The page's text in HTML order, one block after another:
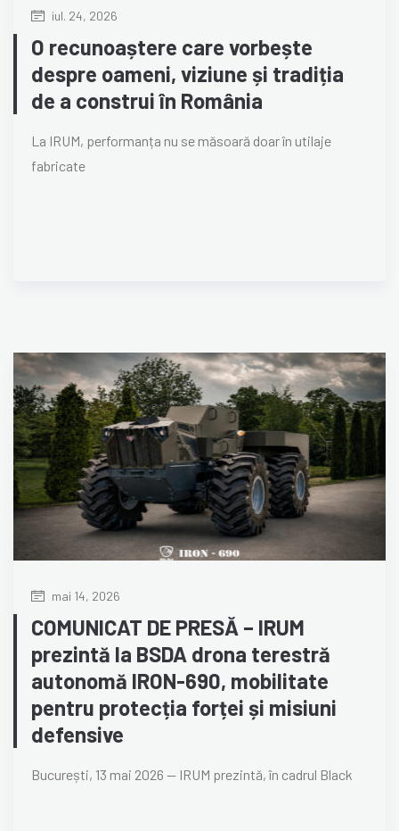
iul. 24, 2026
O recunoaștere care vorbește
despre oameni, viziune și tradiția
de a construi în România
La IRUM, performanța nu se măsoară doar în utilaje
fabricate
mai 14, 2026
COMUNICAT DE PRESĂ – IRUM
prezintă la BSDA drona terestră
autonomă IRON-690, mobilitate
pentru protecția forței și misiuni
defensive
București, 13 mai 2026 — IRUM prezintă, în cadrul Black